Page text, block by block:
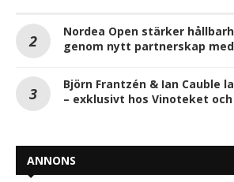
Nordea Open stärker
genom nytt partnerskap
Björn Frantzén & Ian Cauble
– exklusivt hos Vinoteket
ANNONS